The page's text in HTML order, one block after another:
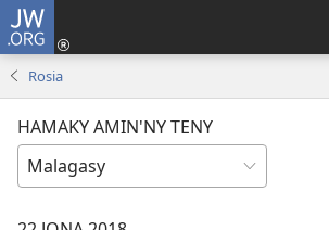
JW.ORG
Rosia
HAMAKY AMIN'NY TENY